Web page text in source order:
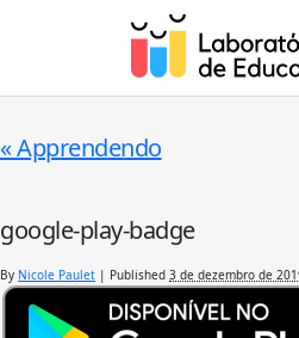
«Apprendendo
google-play-badge
By Nicole Paulet | Published 3 de dezembro de